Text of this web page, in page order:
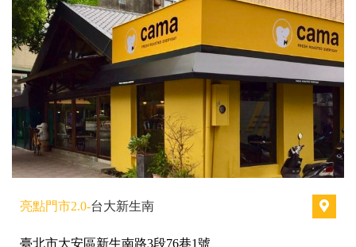
亮點門市2.0-台大新生南
臺北市大安區新生南路3段76巷1號